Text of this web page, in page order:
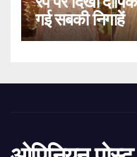
गई सबकी निगाहें